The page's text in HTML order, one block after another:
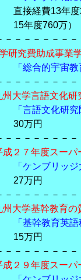
万＋14年度
万）
－－－－－－－
学研究費助成事業
「総合的宇宙
－－－－－－－
州大学言語文化
「言語文化研
－－－－－－－
成２７年度スー
「ケンブリッ
－－－－－－－
州大学基幹教育
「基幹教育英
－－－－－－－
成２９年度スー